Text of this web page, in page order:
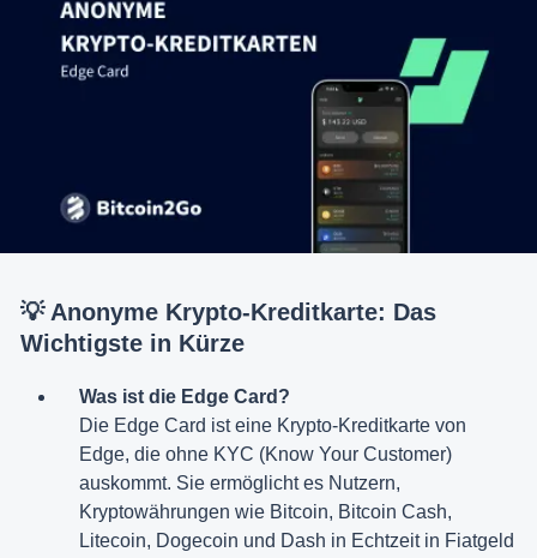
💡 Anonyme Krypto-Kreditkarte: Das
Wichtigste in Kürze
Was ist die Edge Card?
Die Edge Card ist eine Krypto-Kreditkarte von
Edge, die ohne KYC (Know Your Customer)
auskommt. Sie ermöglicht es Nutzern,
Kryptowährungen wie Bitcoin, Bitcoin Cash,
Litecoin, Dogecoin und Dash in Echtzeit in Fiatgeld